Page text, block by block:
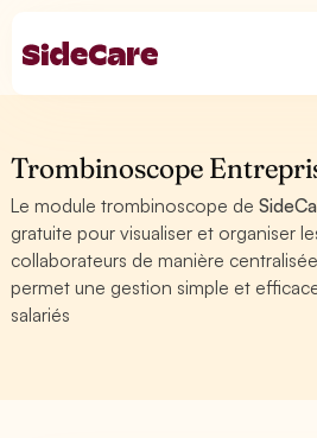
Trombinoscope
Le module trombinoscope de
gratuite pour visualiser et organiser
collaborateurs de manière
permet une gestion simple et
salariés